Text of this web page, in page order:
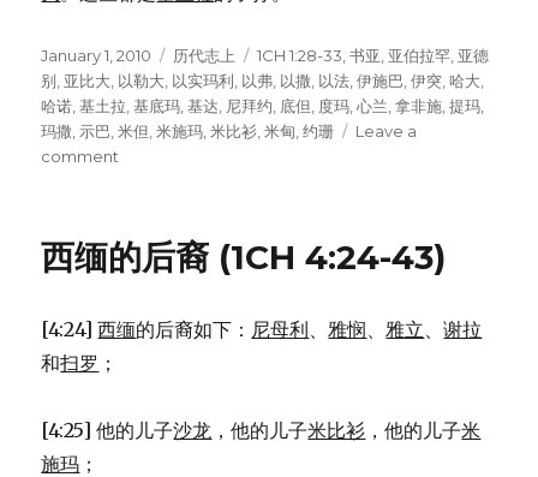
Posted
on
January 1, 2010 Categories
历代志上 Tags
1CH 1:28-33 ,书亚 亚伯拉罕 亚德
别 亚比大 以勒大 以实玛利 以弗 以撒 以法 ,伊施巴 ,伊突 ,哈大
哈诺 ,基土拉 ,基底玛 ,基达 尼拜约 底但 度玛 ,心兰 ,拿非施 ,提玛
玛撒 示巴 ,米但 ,米施玛 ,米比衫 ,米甸 ,约珊
Leave a
comment
利
裔
西缅的后裔 (1CH 4:24-43)
[4:24]西缅的后裔如下： 尼母利、雅悯、雅立、谢拉
和扫罗 ；
[4:25] 他的儿子沙龙 ，他的儿子米比衫 ，他的儿子米
施玛 ；